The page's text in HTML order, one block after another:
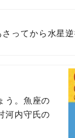
さってから水星
う。魚座の
河内守氏の